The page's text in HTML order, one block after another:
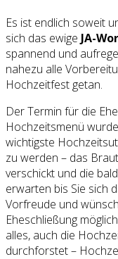
Es ist endlich soweit
sich das ewige JA-
spannend und
nahezu alle
Hochzeitfest getan.
Der Termin für die
Hochzeitsmenü
wichtigste
zu werden – das
verschickt und die
erwarten bis Sie sich
Vorfreude und
Eheschließung
alles, auch die
durchforstet –